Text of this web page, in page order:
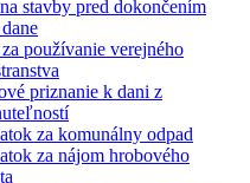
stavby pred dokončením
používanie verejného
priznanie k dani z
za komunálny odpad
za nájom hrobového